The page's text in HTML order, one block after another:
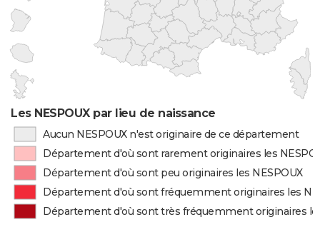
Les NESPOUX par lieu de naissance
Aucun NESPOUX n'est originaire de ce département
Département d'où sont rarement originaires les
Département d'où sont peu originaires les NESPOUX
Département d'où sont fréquemment originaires les
Département d'où sont très fréquemment originaires